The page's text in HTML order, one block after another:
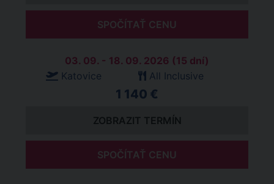
SPOČÍTAŤ CENU
03. 09. - 18. 09. 2026 (15 dní)
Katovice
All Inclusive
1 140 €
ZOBRAZIT TERMÍN
SPOČÍTAŤ CENU